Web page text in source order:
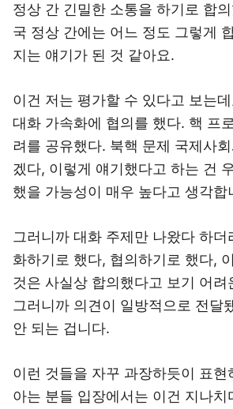
정상 간 긴밀한 소통을 하기로 합
국 정상 간에는 어느 정도 그렇게
지는 얘기가 된 것 같아요.
이건 저는 평가할 수 있다고 보는
대화 가속화에 협의를 했다. 핵 프
려를 공유했다. 북핵 문제 국제사
겠다, 이렇게 얘기했다고 하는 건
했을 가능성이 매우 높다고 생각합
그러니까 대화 주제만 나왔다 하더
화하기로 했다, 협의하기로 했다,
것은 사실상 합의했다고 보기 어려
그러니까 의견이 일방적으로 전달
안 되는 겁니다.
이런 것들을 자꾸 과장하듯이 표현
아는 분들 입장에서는 이건 지나치